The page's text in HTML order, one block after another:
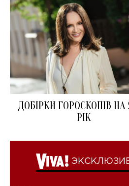
ДОБІРКИ ГОРОСКОПІВ НА
РІК